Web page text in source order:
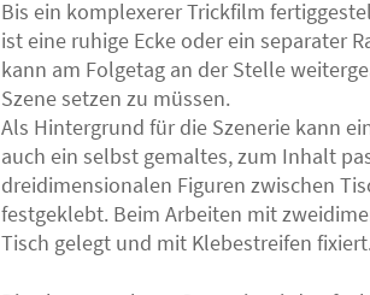
Bis ein komplexerer Trickfilm
ist eine ruhige Ecke oder ein separater
kann am Folgetag an der Stelle
Szene setzen zu müssen.
Als Hintergrund für die Szenerie kann
auch ein selbst gemaltes, zum Inhalt
dreidimensionalen Figuren zwischen
festgeklebt. Beim Arbeiten mit
Tisch gelegt und mit Klebestreifen fixiert.